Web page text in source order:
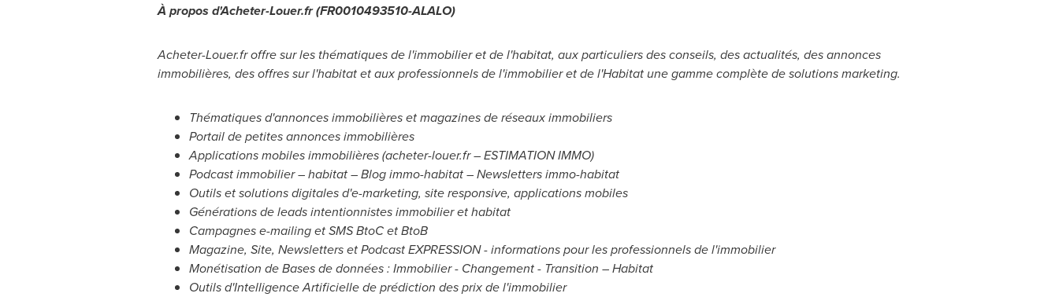
À propos d'Acheter-Louer.fr (FR0010493510-ALALO)
Acheter-Louer.fr offre sur les thématiques de l'immobilier et de l'habitat, aux particuliers des conseils, des actualités, des annonces
immobilières, des offres sur l'habitat et aux professionnels de l'immobilier et de l'Habitat une gamme complète de solutions marketing.
Thématiques d'annonces immobilières et magazines de réseaux immobiliers
Portail de petites annonces immobilières
Applications mobiles immobilières (acheter-louer.fr – ESTIMATION IMMO)
Podcast immobilier – habitat – Blog immo-habitat – Newsletters immo-habitat
Outils et solutions digitales d'e-marketing, site responsive, applications mobiles
Générations de leads intentionnistes immobilier et habitat
Campagnes e-mailing et SMS BtoC et BtoB
Magazine, Site, Newsletters et Podcast EXPRESSION - informations pour les professionnels de l'immobilier
Monétisation de Bases de données : Immobilier - Changement - Transition – Habitat
Outils d'Intelligence Artificielle de prédiction des prix de l'immobilier